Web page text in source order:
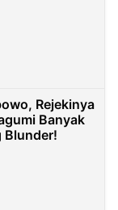
Rejekinya
Banyak
Blunder!